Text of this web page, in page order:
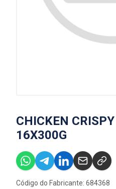
CHICKEN
16X300G
Código do Fabricante: 684368